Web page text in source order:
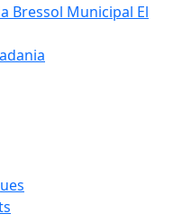
Bressol Municipal El